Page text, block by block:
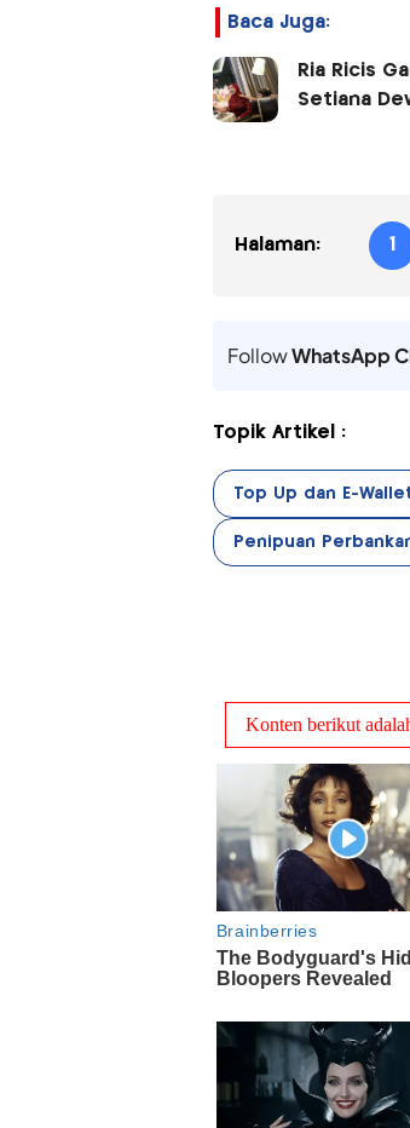
Baca Juga:
Ria Ricis
Setiana
Halaman: 1
FollowWhatsApp
Topik Artikel :
Top Up dan E-
Penipuan